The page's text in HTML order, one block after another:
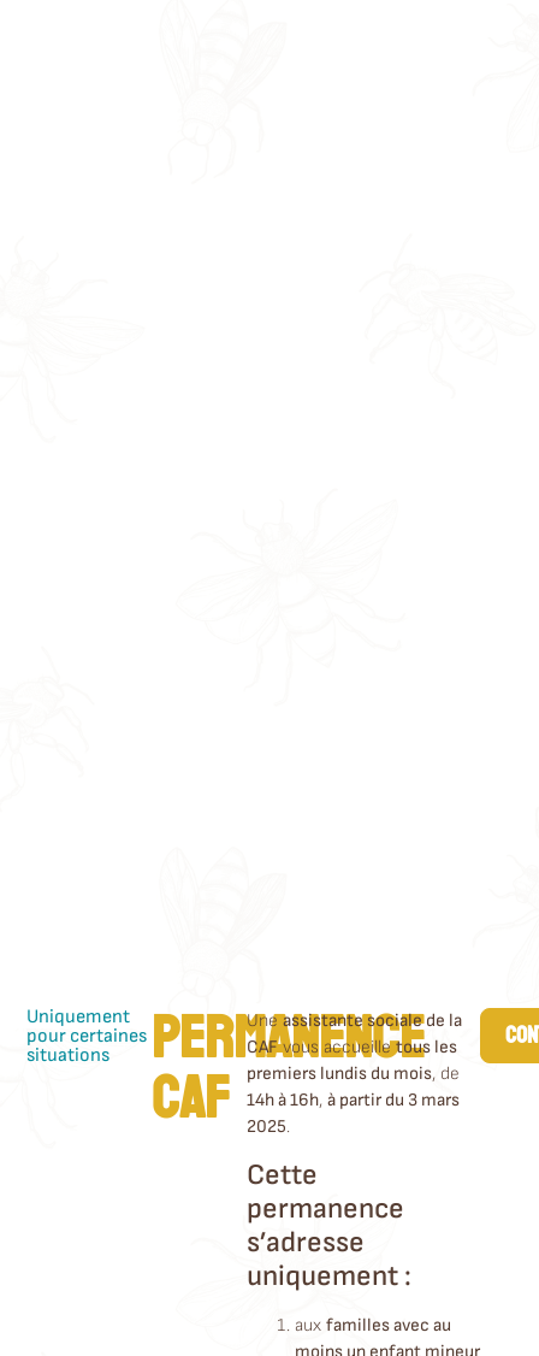
Uniquement
pour certaines
situations​
Permanence
CAF ​
Uneassistante sociale de la
CAFvous accueilletous les
premiers lundis du mois, de
14h à 16h, à partir du 3 mars
2025.
Cette
permanence
s’adresse
uniquement :
aux familles avec au